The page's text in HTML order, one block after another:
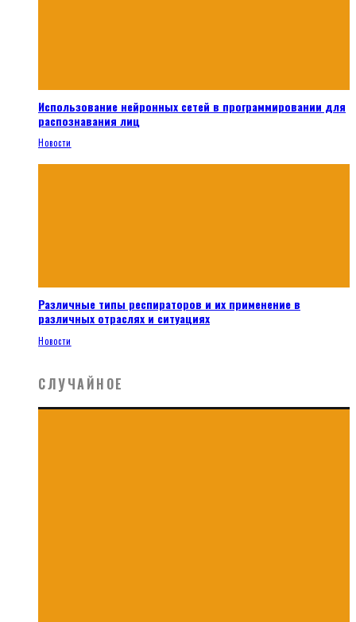
Использование нейронных сетей в программировании для
распознавания лиц
Новости
Различные типы респираторов и их применение в
различных отраслях и ситуациях
Новости
СЛУЧАЙНОЕ